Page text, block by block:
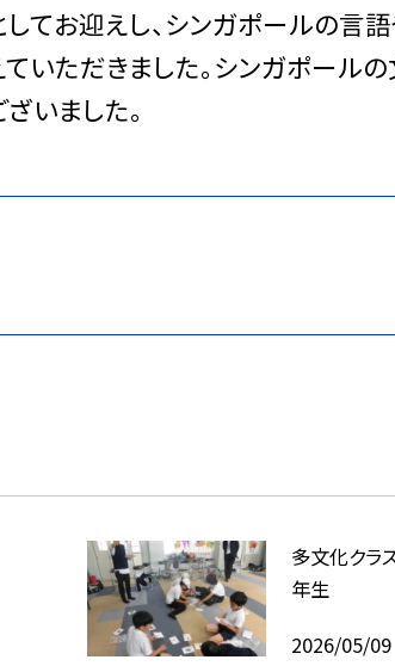
てお迎えし、シンガポールの言
いただきました。シンガポール
いました。
多文化ク
年生
2026/05/09